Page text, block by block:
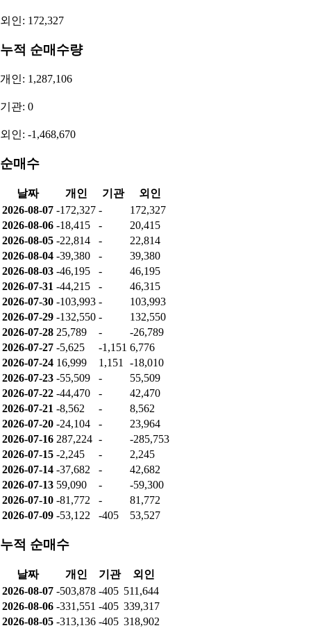
외인: 172,327
누적 순매수량
개인: 1,287,106
기관: 0
외인: -1,468,670
순매수
날짜 개인 기관
외인
2026-08-07 -172,327 -
172,327
2026-08-06 -18,415 -
20,415
2026-08-05 -22,814 -
22,814
2026-08-04 -39,380 -
39,380
2026-08-03 -46,195 -
46,195
2026-07-31 -44,215 -
46,315
2026-07-30 -103,993 -
103,993
2026-07-29 -132,550 -
132,550
2026-07-28 25,789 -
-26,789
2026-07-27 -5,625 -1,151 6,776
2026-07-24 16,999 1,151
-18,010
2026-07-23 -55,509 -
55,509
2026-07-22 -44,470 -
42,470
2026-07-21 -8,562 -
8,562
2026-07-20 -24,104 -
23,964
2026-07-16 287,224 -
-285,753
2026-07-15 -2,245 -
2,245
2026-07-14 -37,682 -
42,682
2026-07-13 59,090 -
-59,300
2026-07-10 -81,772 -
81,772
2026-07-09 -53,122 -405 53,527
누적 순매수
날짜 개인 기관
외인
2026-08-07 -503,878 -405 511,644
2026-08-06 -331,551 -405 339,317
2026-08-05 -313,136 -405 318,902